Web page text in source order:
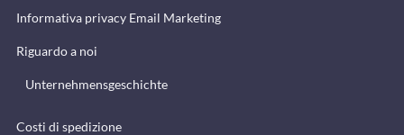
Informativa privacy Email Marketing
Riguardo a noi
Unternehmensgeschichte
Costi di spedizione